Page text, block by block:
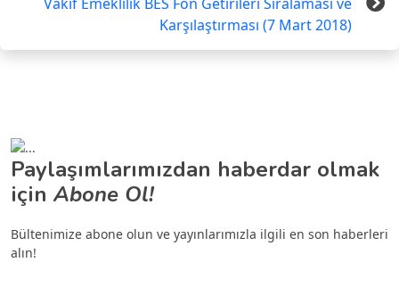
Karşılaştırması (7 Mart 2018)
Paylaşımlarımızdan haberdar olmak
için Abone Ol!
Bültenimize abone olun ve yayınlarımızla ilgili en son haberleri
alın!